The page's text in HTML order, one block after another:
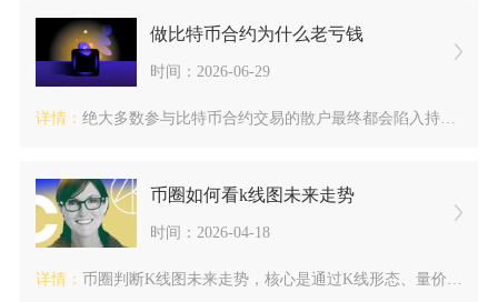
做比特币合约为什么老亏钱
时间：2026-06-29
详情： 绝大多数参与比特币合约交易的散户最终都会陷入持续亏损，长期稳...
币圈如何看k线图未来走势
时间：2026-04-18
详情： 币圈判断K线图未来走势，核心是通过K线形态、量价配合、技术指...